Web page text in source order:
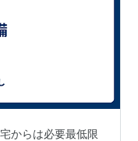
からは必要最低限